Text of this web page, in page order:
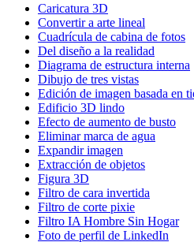
Caricatura 3D
Convertir a arte lineal
Cuadrícula de cabina de fotos
Del diseño a la realidad
Diagrama de estructura interna
Dibujo de tres vistas
Edición de imagen basada en
Edificio 3D lindo
Efecto de aumento de busto
Eliminar marca de agua
Expandir imagen
Extracción de objetos
Figura 3D
Filtro de cara invertida
Filtro de corte pixie
Filtro IA Hombre Sin Hogar
Foto de perfil de LinkedIn